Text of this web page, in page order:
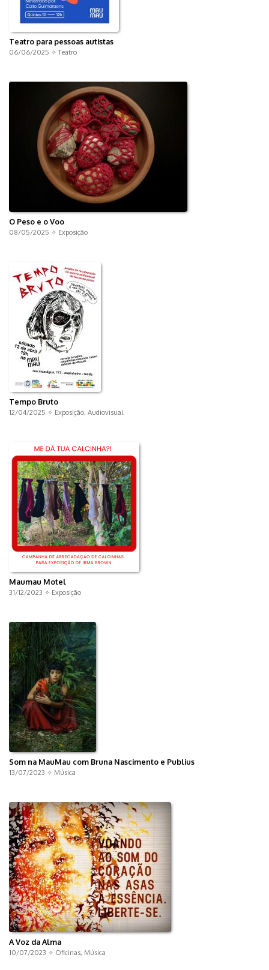
Teatro para pessoas autistas
06/06/2025 ✧Teatro
O Peso e o Voo
08/05/2025 ✧ Exposição
Tempo Bruto
12/04/2025 ✧ Exposição, Audiovisual
Maumau Motel
31/12/2023 ✧ Exposição
Som na MauMau com Bruna Nascimento e Publius
13/07/2023 ✧ Música
A Voz da Alma
10/07/2023 ✧ Oficinas, Música